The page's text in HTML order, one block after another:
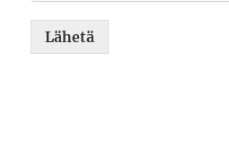
Lähetä